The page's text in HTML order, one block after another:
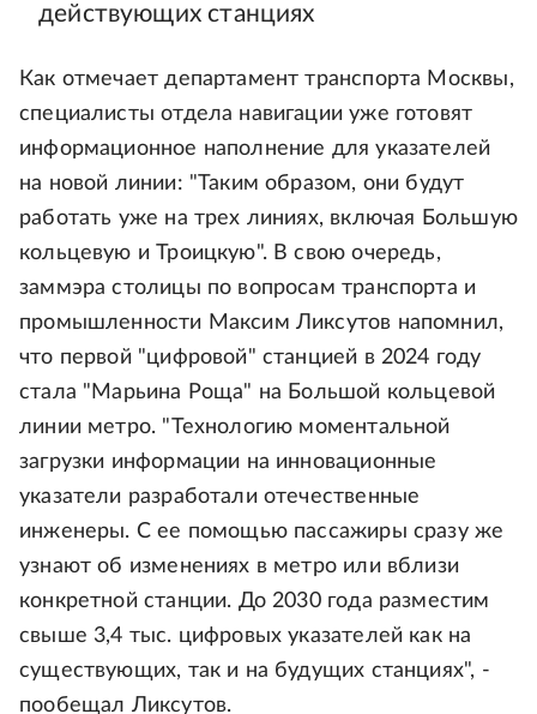
действующих станциях
Как отмечает департамент транспорта Москвы,
специалисты отдела навигации уже готовят
информационное наполнение для указателей
на новой линии: "Таким образом, они будут
работать уже на трех линиях, включая Большую
кольцевую и Троицкую". В свою очередь,
заммэра столицы по вопросам транспорта и
промышленности Максим Ликсутов напомнил,
что первой "цифровой" станцией в 2024 году
стала "Марьина Роща" на Большой кольцевой
линии метро. "Технологию моментальной
загрузки информации на инновационные
указатели разработали отечественные
инженеры. С ее помощью пассажиры сразу же
узнают об изменениях в метро или вблизи
конкретной станции. До 2030 года разместим
свыше 3,4 тыс. цифровых указателей как на
существующих, так и на будущих станциях", -
пообещал Ликсутов.